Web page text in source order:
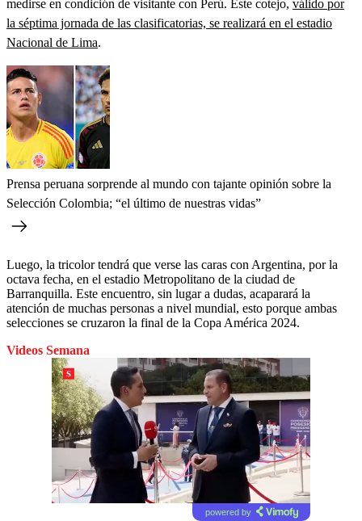
medirse en condición de visitante con Perú. Este cotejo, válido por
la séptima jornada de las clasificatorias, se realizará en el estadio
Nacional de Lima.
Prensa peruana sorprende al mundo con tajante opinión sobre la
Selección Colombia; “el último de nuestras vidas”
Luego, la tricolor tendrá que verse las caras con Argentina, por la
octava fecha, en el estadio Metropolitano de la ciudad de
Barranquilla. Este encuentro, sin lugar a dudas, acaparará la
atención de muchas personas a nivel mundial, esto porque ambas
selecciones se cruzaron la final de la Copa América 2024.
Videos Semana
powered by